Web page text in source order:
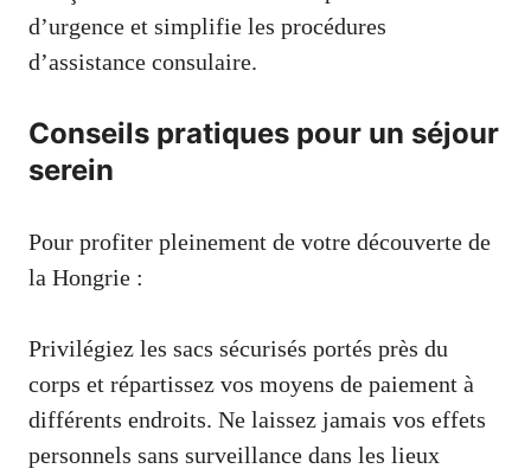
d’urgence et simplifie les procédures
d’assistance consulaire.
Conseils pratiques pour un séjour
serein
Pour profiter pleinement de votre découverte de
la Hongrie :
Privilégiez les sacs sécurisés portés près du
corps et répartissez vos moyens de paiement à
différents endroits. Ne laissez jamais vos effets
personnels sans surveillance dans les lieux